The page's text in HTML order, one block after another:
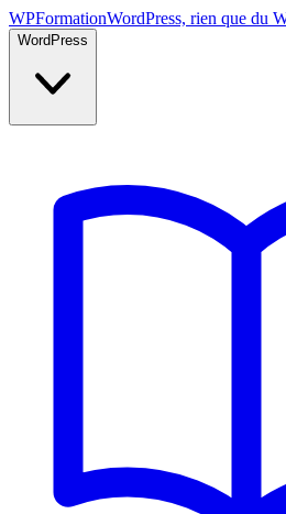
WPFormationWordPress, rien que du
WordPress